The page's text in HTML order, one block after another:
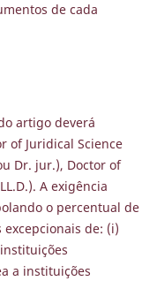
de cada
artigo deverá
of Juridical Science
Dr. jur.), Doctor of
A exigência
o percentual de
de: (i)
a instituições